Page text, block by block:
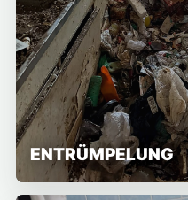
ENTRÜMPELUNG